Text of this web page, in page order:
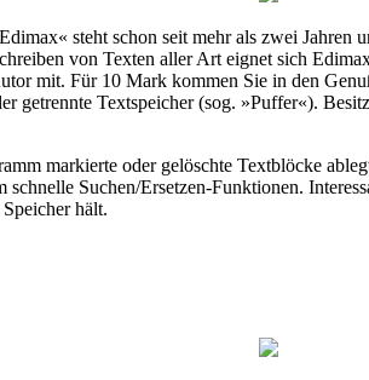
steht schon seit mehr als zwei Jahren
von Texten aller Art eignet sich
mit. Für 10 Mark kommen Sie in den
getrennte Textspeicher (sog. »Puffer«).
markierte oder gelöschte Textblöcke
Suchen/Ersetzen-Funktionen.
hält.